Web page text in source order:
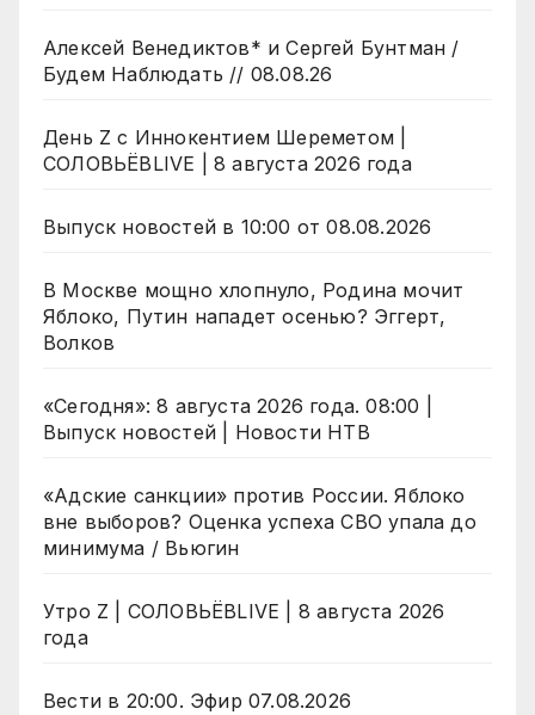
Алексей Венедиктов* и Сергей Бунтман /
Будем Наблюдать // 08.08.26
День Z с Иннокентием Шереметом |
СОЛОВЬЁВLIVE | 8 августа 2026 года
Выпуск новостей в 10:00 от 08.08.2026
В Москве мощно хлопнуло, Родина мочит
Яблоко, Путин нападет осенью? Эггерт,
Волков
«Сегодня»: 8 августа 2026 года. 08:00 |
Выпуск новостей | Новости НТВ
«Адские санкции» против России. Яблоко
вне выборов? Оценка успеха СВО упала до
минимума / Вьюгин
Утро Z | СОЛОВЬЁВLIVE | 8 августа 2026
года
Вести в 20:00. Эфир 07.08.2026